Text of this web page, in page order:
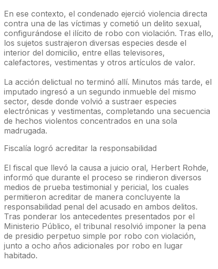
En ese contexto, el condenado ejerció violencia directa
contra una de las víctimas y cometió un delito sexual,
configurándose el ilícito de robo con violación. Tras ello,
los sujetos sustrajeron diversas especies desde el
interior del domicilio, entre ellas televisores,
calefactores, vestimentas y otros artículos de valor.
La acción delictual no terminó allí. Minutos más tarde, el
imputado ingresó a un segundo inmueble del mismo
sector, desde donde volvió a sustraer especies
electrónicas y vestimentas, completando una secuencia
de hechos violentos concentrados en una sola
madrugada.
Fiscalía logró acreditar la responsabilidad
El fiscal que llevó la causa a juicio oral, Herbert Rohde,
informó que durante el proceso se rindieron diversos
medios de prueba testimonial y pericial, los cuales
permitieron acreditar de manera concluyente la
responsabilidad penal del acusado en ambos delitos.
Tras ponderar los antecedentes presentados por el
Ministerio Público, el tribunal resolvió imponer la pena
de presidio perpetuo simple por robo con violación,
junto a ocho años adicionales por robo en lugar
habitado.